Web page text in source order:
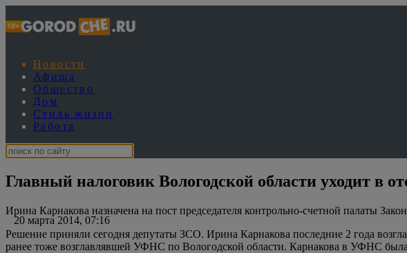
Новости
Афиша
Общество
Дом
Стиль жизни
Работа
Главный налоговик Вологодской области уходит в
20 марта 2014, 07:16
Ирина Карнакова назначена на пост председателя контрольно-счетной палаты
Решение приняли сегодня депутаты ЗСО. Ирина Карнакова последние 2 года
ранее тоже возглавлявшей УФНС по Вологодской области. Карнакова в УФНС